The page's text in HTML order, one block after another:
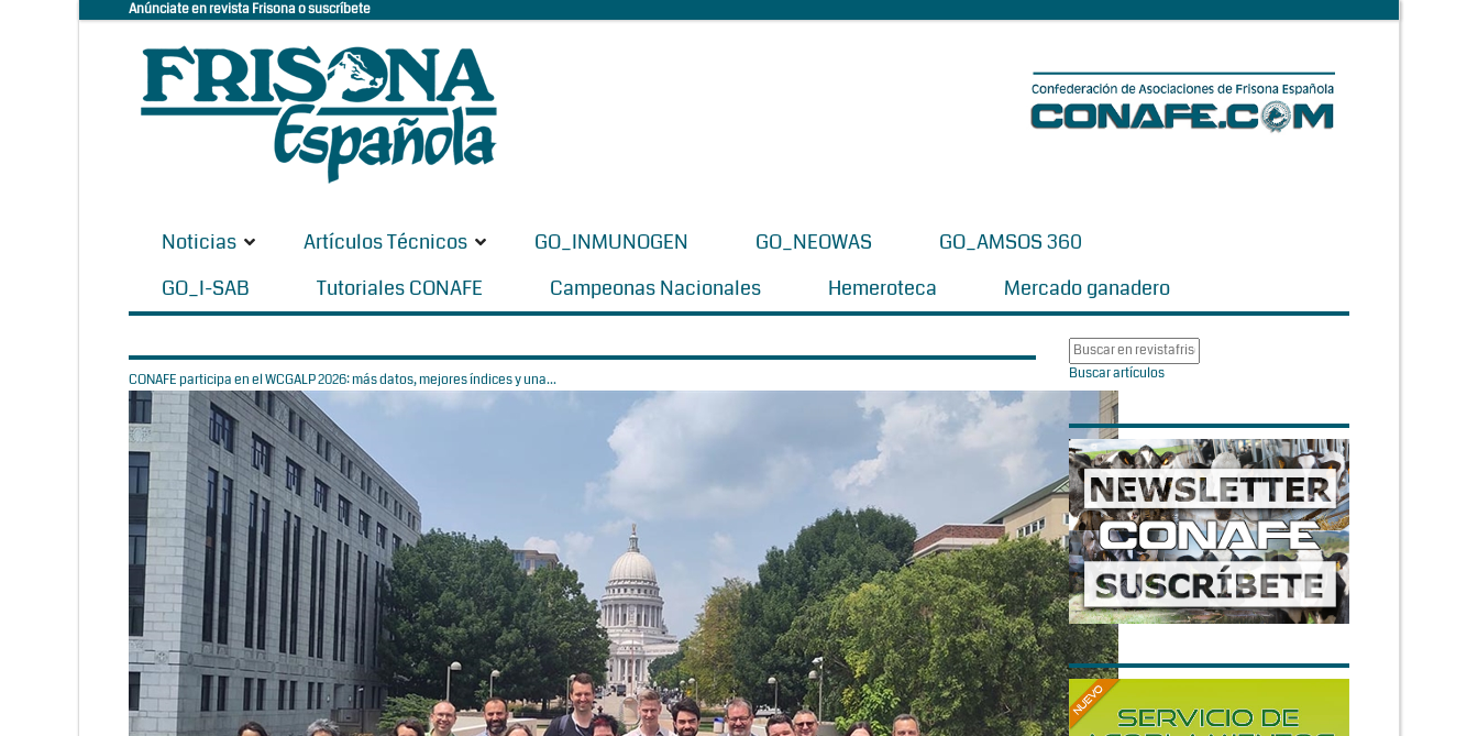
Anúnciate en revista Frisona o suscríbete
Noticias Artículos Técnicos GO_INMUNOGEN GO_NEOWAS
GO_AMSOS 360
GO_I-SAB
Tutoriales CONAFE Campeonas Nacionales Hemeroteca Mercado ganadero
CONAFE participa en el WCGALP 2026: más datos, mejores índices y una... Buscar artículos